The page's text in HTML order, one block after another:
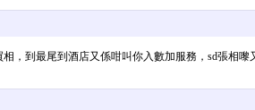
，到最尾到酒店又係咁叫你入數加服務，sd張相